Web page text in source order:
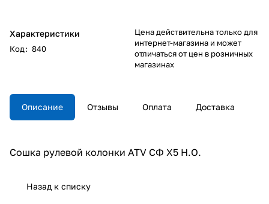
Характеристики
Код: 840
Цена действительна только для
интернет-магазина и может
отличаться от цен в розничных
магазинах
Описание Отзывы Оплата Доставка
Cошка рулевой колонки ATV СФ X5 Н.О.
Назад к списку